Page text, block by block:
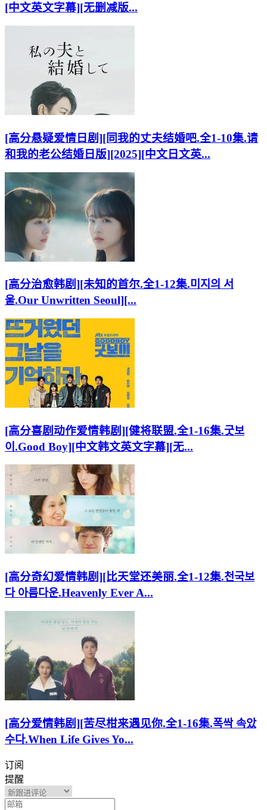
[中文英文字幕][无删减版...
[高分悬疑爱情日剧][同我的丈夫结婚吧.全1-10集.请
和我的老公结婚日版][2025][中文日文英...
[高分治愈韩剧][未知的首尔.全1-12集.미지의 서
울.Our Unwritten Seoul][...
[高分喜剧动作爱情韩剧][健将联盟.全1-16集.굿보
이.Good Boy][中文韩文英文字幕][无...
[高分奇幻爱情韩剧][比天堂还美丽.全1-12集.천국보
다 아름다운.Heavenly Ever A...
[高分爱情韩剧][苦尽柑来遇见你.全1-16集.폭싹 속았
수다.When Life Gives Yo...
订阅
提醒